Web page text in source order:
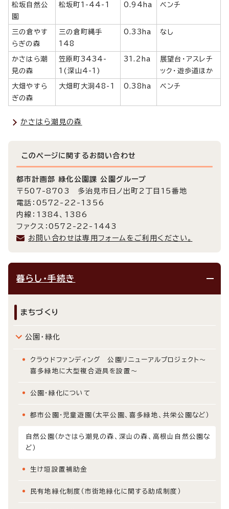
松坂自然公
園
松坂町1-44-1 0.94ha ベンチ
三の倉やす
らぎの森
三の倉町縄手
148
0.33ha なし
かさはら潮
見の森
笠原町3434-
1(深山4-1)
31.2ha
展望台・アスレチ
ック・遊歩道ほか
大畑やすら
ぎの森
大畑町大洞48-1 0.38ha ベンチ
かさはら潮見の森
このページに関する お問い合わせ
都市計画部 緑化公園課 公園グループ
〒507-8703 多治見市日ノ出町2丁目15番地
電話：0572-22-1356
内線：1384、1386
ファクス：0572-22-1443
お問い合わせは専用フォームをご利用ください。
暮らし・手続き
まちづくり
公園・緑化
クラウドファンディング 公園リニューアルプロジェクト～
喜多緑地に大型複合遊具を設置～
公園・緑化について
都市公園・児童遊園（太平公園、喜多緑地、共栄公園など）
自然公園（かさはら潮見の森、深山の森、高根山自然公園な
ど）
生け垣設置補助金
民有地緑化制度（市街地緑化に関する助成制度）